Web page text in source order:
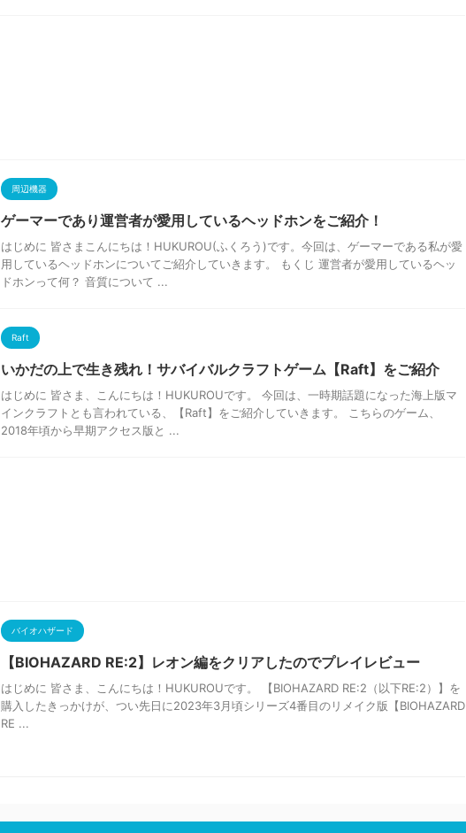
周辺機器
ゲーマーであり運営者が愛用しているヘッドホンをご紹介！
はじめに 皆さまこんにちは！HUKUROU(ふくろう)です。今回は、ゲーマーである私が愛
用しているヘッドホンについてご紹介していきます。 もくじ 運営者が愛用しているヘッ
ドホンって何？ 音質について ...
Raft
いかだの上で生き残れ！サバイバルクラフトゲーム【Raft】をご紹介
はじめに 皆さま、こんにちは！HUKUROUです。 今回は、一時期話題になった海上版マ
インクラフトとも言われている、【Raft】をご紹介していきます。 こちらのゲーム、
2018年頃から早期アクセス版と ...
バイオハザード
【BIOHAZARD RE:2】レオン編をクリアしたのでプレイレビュー
はじめに 皆さま、こんにちは！HUKUROUです。 【BIOHAZARD RE:2（以下RE:2）】を
購入したきっかけが、つい先日に2023年3月頃シリーズ4番目のリメイク版【BIOHAZARD
RE ...